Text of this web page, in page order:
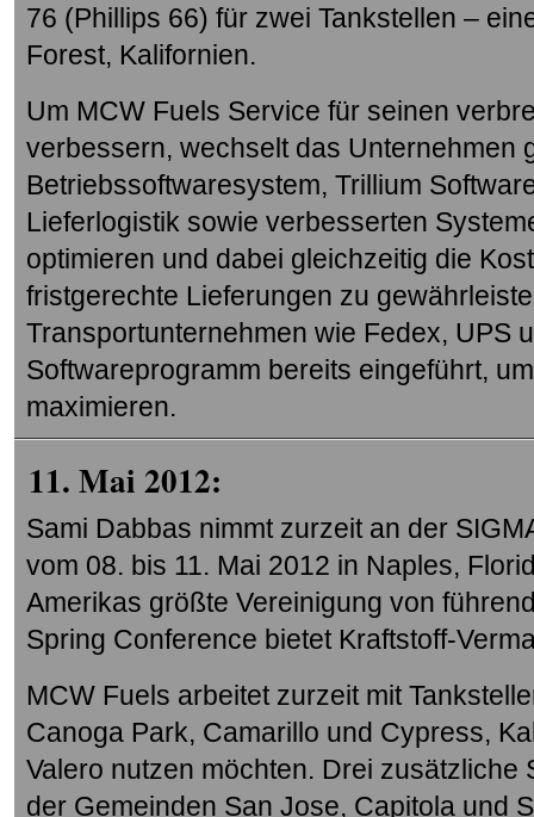
76 (Phillips 66) für zwei Tankstellen –
Forest, Kalifornien.
Um MCW Fuels Service für seinen
verbessern, wechselt das Unternehmen
Betriebssoftwaresystem, Trillium
Lieferlogistik sowie verbesserten
optimieren und dabei gleichzeitig die
fristgerechte Lieferungen zu
Transportunternehmen wie Fedex, UPS
Softwareprogramm bereits eingeführt,
maximieren.
11. Mai 2012:
Sami Dabbas nimmt zurzeit an der
vom 08. bis 11. Mai 2012 in Naples,
Amerikas größte Vereinigung von
Spring Conference bietet Kraftstoff-
MCW Fuels arbeitet zurzeit mit
Canoga Park, Camarillo und Cypress,
Valero nutzen möchten. Drei zusätzliche
der Gemeinden San Jose, Capitola und